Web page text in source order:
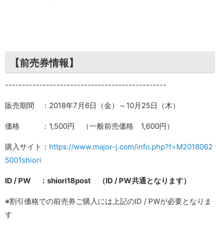
【前売券情報】
-----------------------------------------------
販売期間 ：2018年7月6日（金）～10月25日（木）
価格 ：1,500円 （一般前売価格 1,600円）
購入サイト： https://www.major-j.com/info.php?f=M2018062
5001shiori
ID / PW ：shiori18post （ID / PW共通となります）
※割引価格での前売券ご購入には上記のID / PWが必要となりま
す